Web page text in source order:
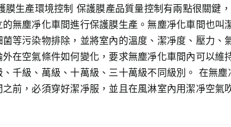
生產環境控制 保護膜產品質量控制有兩點很關鍵
無塵凈化車間進行保護膜生產。無塵凈化車間也
等污染物排除，並將室內的溫度、潔凈度、壓力
在空氣條件如何變化，要求無塵凈化車間內可以
千級、萬級、十萬級、三十萬級不同級別。 在無
前，必須穿好潔凈服，並且在風淋室內用潔凈空氣